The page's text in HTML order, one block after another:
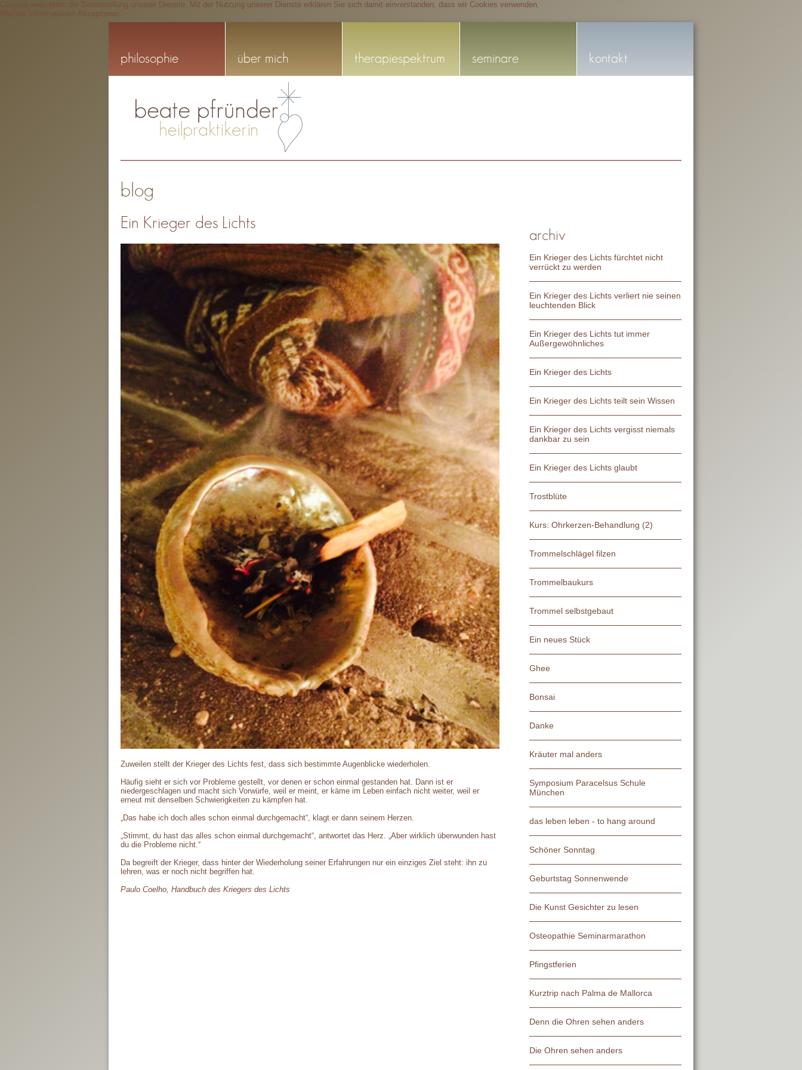
philosophie über mich therapiespektrum seminare kontakt
blog
Ein Krieger des Lichts
Zuweilen stellt der Krieger des Lichts fest, dass sich bestimmte Augenblicke wiederholen.
Häufig sieht er sich vor Probleme gestellt, vor denen er schon einmal gestanden hat. Dann ist er
niedergeschlagen und macht sich Vorwürfe, weil er meint, er käme im Leben einfach nicht weiter, weil er
erneut mit denselben Schwierigkeiten zu kämpfen hat.
„Das habe ich doch alles schon einmal durchgemacht“, klagt er dann seinem Herzen.
„Stimmt, du hast das alles schon einmal durchgemacht“, antwortet das Herz. „Aber wirklich überwunden hast
du die Probleme nicht.“
Da begreift der Krieger, dass hinter der Wiederholung seiner Erfahrungen nur ein einziges Ziel steht: ihn zu
lehren, was er noch nicht begriffen hat.
Paulo Coelho, Handbuch des Kriegers des Lichts
archiv
Ein Krieger des Lichts fürchtet nicht
verrückt zu werden
Ein Krieger des Lichts verliert nie seinen
leuchtenden Blick
Ein Krieger des Lichts tut immer
Außergewöhnliches
Ein Krieger des Lichts
Ein Krieger des Lichts teilt sein Wissen
Ein Krieger des Lichts vergisst niemals
dankbar zu sein
Ein Krieger des Lichts glaubt
Trostblüte
Kurs: Ohrkerzen-Behandlung (2)
Trommelschlägel filzen
Trommelbaukurs
Trommel selbstgebaut
Ein neues Stück
Ghee
Bonsai
Danke
Kräuter mal anders
Symposium Paracelsus Schule
München
das leben leben - to hang around
Schöner Sonntag
Geburtstag Sonnenwende
Die Kunst Gesichter zu lesen
Osteopathie Seminarmarathon
Pfingstferien
Kurztrip nach Palma de Mallorca
Denn die Ohren sehen anders
Die Ohren sehen anders
Cookies erleichtern die Bereitstellung unserer Dienste. Mit der Nutzung unserer Dienste erklären Sie sich damit einverstanden, dass wir Cookies verwenden.
Weitere Informationen Akzeptieren